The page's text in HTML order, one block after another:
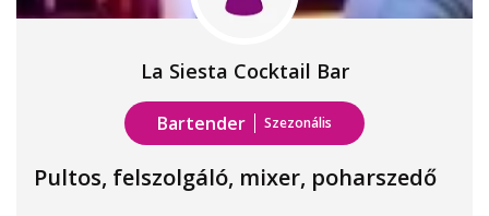
La Siesta Cocktail Bar
Bartender Szezonális
Pultos, felszolgáló, mixer, poharszedő